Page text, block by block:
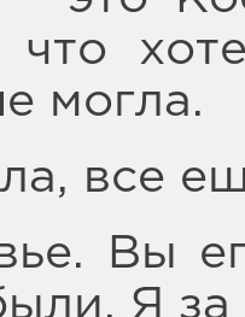
что
могла.
все
Вы
Я